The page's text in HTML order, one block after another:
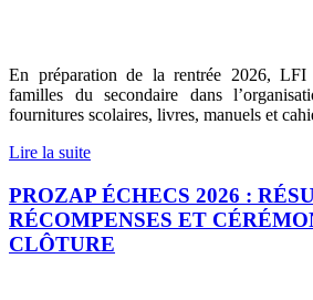
En préparation de la rentrée 2026, LFI
familles du secondaire dans
fournitures scolaires, livres, manuels et
Lire la suite
PROZAP ÉCHECS 2026 :
RÉCOMPENSES ET
CLÔTURE